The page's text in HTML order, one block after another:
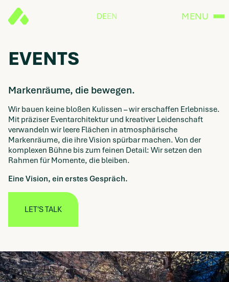
DEEN MENU
EVENTS
Markenräume, die bewegen.
Wir bauen keine bloßen Kulissen – wir erschaffen Erlebnisse.
Mit präziser Eventarchitektur und kreativer Leidenschaft
verwandeln wir leere Flächen in atmosphärische
Markenräume, die ihre Vision spürbar machen. Von der
komplexen Bühne bis zum feinen Detail: Wir setzen den
Rahmen für Momente, die bleiben.
Eine Vision, ein erstes Gespräch.
LET'S TALK